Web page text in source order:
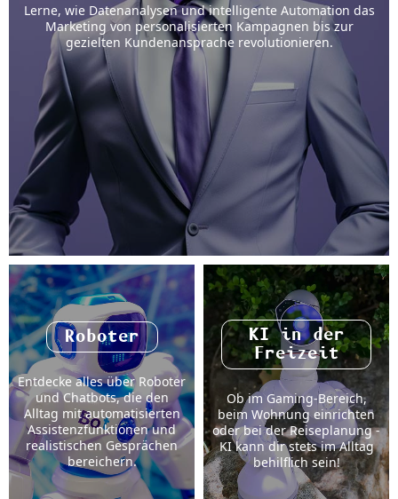
Lerne, wie Datenanalysen und intelligente Automation das
Marketing von personalisierten Kampagnen bis zur
gezielten Kundenansprache revolutionieren.
Roboter
Entdecke alles über Roboter
und Chatbots, die den
Alltag mit automatisierten
Assistenzfunktionen und
realistischen Gesprächen
bereichern.
KI in der
Freizeit
Ob im Gaming-Bereich,
beim Wohnung einrichten
oder bei der Reiseplanung -
KI kann dir stets im Alltag
behilflich sein!